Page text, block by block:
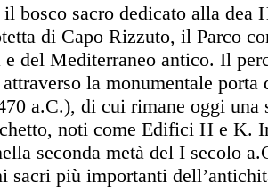
bosco sacro dedicato alla dea
di Capo Rizzuto, il Parco
del Mediterraneo antico. Il
la monumentale porta
a.C.), di cui rimane oggi una
noti come Edifici H e K.
seconda metà del I secolo
più importanti